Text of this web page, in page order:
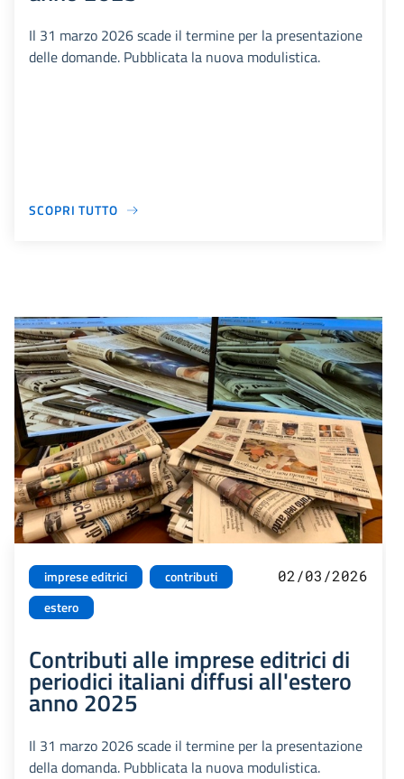
Il 31 marzo 2026 scade il termine per la presentazione
delle domande. Pubblicata la nuova modulistica.
SCOPRI TUTTO
imprese editrici
contributi
estero
02/03/2026
Contributi alle imprese editrici di
periodici italiani diffusi all'estero
anno 2025
Il 31 marzo 2026 scade il termine per la presentazione
della domanda. Pubblicata la nuova modulistica.